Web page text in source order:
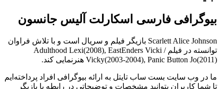
بیوگرافی فارسی اسکارلت آلیس جانسون
Scarlett Alice Johnson بازیگر فیلم و سریال است و با تلاش فراوان
توانسته در فیلم Adulthood Lexi(2008), EastEnders Vicki /
Vicky(2003-2004), Panic Button Jo(2011) هنرنمایی کند.
ما در وب سایت بست ساب تایتل به ارائه بیوگرافی افراد پرداخته‌ایم
تا شما کاربران بتوانید مشخصات و توضیحاتی در رابطه با بازیگر